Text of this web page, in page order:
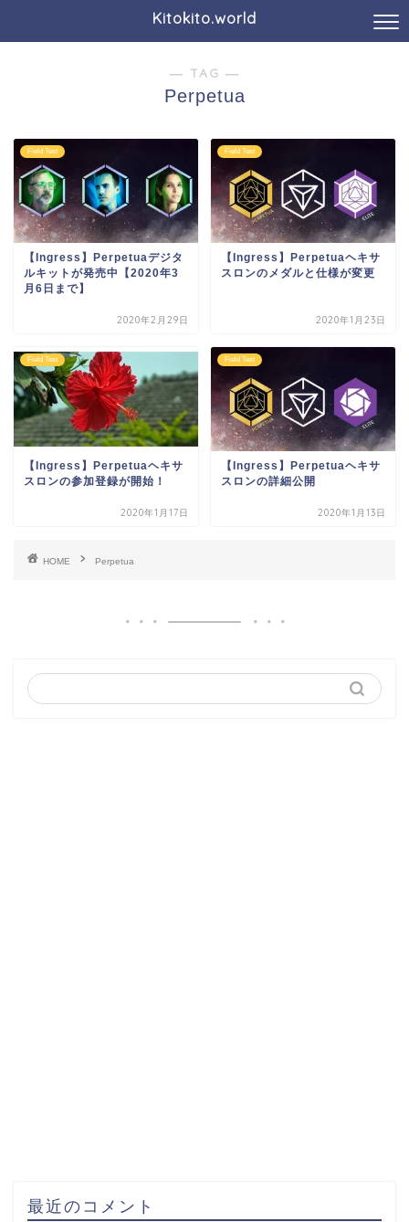
Kitokito.world
― TAG ―
Perpetua
Field Test
【Ingress】Perpetuaデジタ
ルキットが発売中【2020年3
月6日まで】
2020年2月29日
Field Test
【Ingress】Perpetuaヘキサ
スロンのメダルと仕様が変更
2020年1月23日
Field Test
【Ingress】Perpetuaヘキサ
スロンの参加登録が開始！
2020年1月17日
Field Test
【Ingress】Perpetuaヘキサ
スロンの詳細公開
2020年1月13日
HOME Perpetua
最近のコメント